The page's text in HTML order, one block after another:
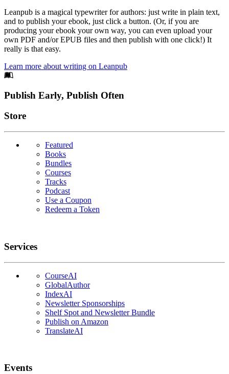
Leanpub is a magical typewriter for authors: just write in plain text,
and to publish your ebook, just click a button. (Or, if you are
producing your ebook your own way, you can even upload your
own PDF and/or EPUB files and then publish with one click!) It
really is that easy.
Learn more about writing on Leanpub
Footer
Publish Early, Publish Often
Links
Store
Featured
Books
Bundles
Courses
Tracks
Podcast
Use a Coupon
Redeem a Token
Services
CourseAI
GlobalAuthor
IndexAI
Newsletter Sponsorships
Shelf Spot and Newsletter Bundle
Publish on Amazon
TranslateAI
Events